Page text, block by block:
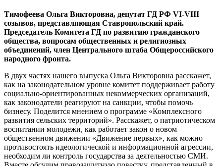
Тимофеева Ольга Викторовна, депутат ГД РФ VI-VIII
созывов, представляющая Ставропольский край.
Председатель Комитета ГД по развитию гражданского
общества, вопросам общественных и религиозных
объединений, член Центрального штаба Общероссийского
народного фронта.
В двух частях нашего выпуска Ольга Викторовна расскажет,
как на законодательном уровне комитет поддерживает работу
социально-ориентированных некоммерческих организаций,
как законодатели реагируют на санкции, чтобы помочь
бизнесу. Поделится мнением о программе «Комплексного
развития сельских территорий». Расскажет, о патриотическом
воспитании молодежи, как работает закон о новом
общественном движении «Движение первых», как можно
противостоять идеологической и информационной агрессии,
необходим ли контроль государства за деятельностью СМИ.